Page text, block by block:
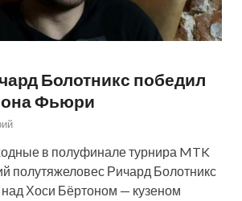
Болотникс победил
Фьюри
в полуфинале турнира MTK
полутяжеловес Ричард Болотникс
Хоси Бёртоном — кузеном